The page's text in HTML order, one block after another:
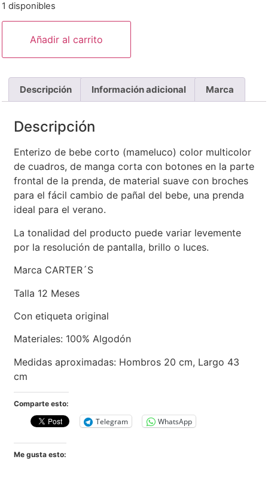
1 disponibles
Añadir al carrito
Descripción Información adicional Marca
Descripción
Enterizo de bebe corto (mameluco) color multicolor
de cuadros, de manga corta con botones en la parte
frontal de la prenda, de material suave con broches
para el fácil cambio de pañal del bebe, una prenda
ideal para el verano.
La tonalidad del producto puede variar levemente
por la resolución de pantalla, brillo o luces.
Marca CARTER´S
Talla 12 Meses
Con etiqueta original
Materiales: 100% Algodón
Medidas aproximadas: Hombros 20 cm, Largo 43
cm
Comparte esto:
Telegram WhatsApp
Me gusta esto: